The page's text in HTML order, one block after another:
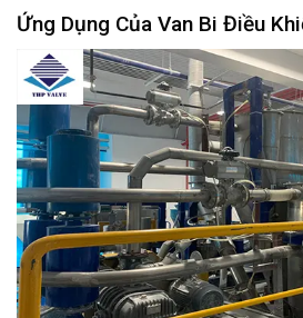
Ứng Dụng Của Van Bi Điều